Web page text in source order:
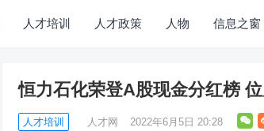
人才培训 人才政策 人物 信息之窗
恒力石化荣登A股现金分红榜
人才培训 人才网 2022年6月5日 20:28